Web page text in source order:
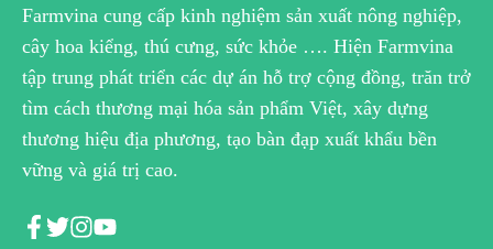
Farmvina cung cấp kinh nghiệm sản xuất nông nghiệp,
cây hoa kiểng, thú cưng, sức khỏe …. Hiện Farmvina
tập trung phát triển các dự án hỗ trợ cộng đồng, trăn trở
tìm cách thương mại hóa sản phẩm Việt, xây dựng
thương hiệu địa phương, tạo bàn đạp xuất khẩu bền
vững và giá trị cao.